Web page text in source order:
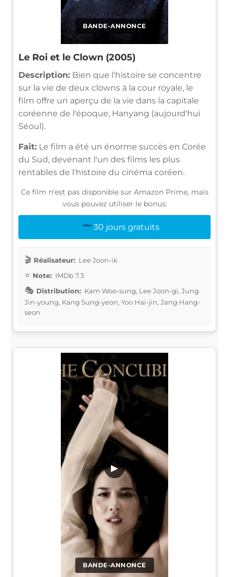
BANDE-ANNONCE
Le Roi et le Clown (2005)
Description: Bien que l'histoire se concentre
sur la vie de deux clowns à la cour royale, le
film offre un aperçu de la vie dans la capitale
coréenne de l'époque, Hanyang (aujourd'hui
Séoul).
Fait: Le film a été un énorme succès en Corée
du Sud, devenant l'un des films les plus
rentables de l'histoire du cinéma coréen.
Ce film n'est pas disponible sur Amazon Prime, mais
vous pouvez utiliser le bonus:
30 jours gratuits
Réalisateur: Lee Joon-ik
Note: IMDb 7.3
Distribution: Kam Woo-sung, Lee Joon-gi, Jung
Jin-young, Kang Sung-yeon, Yoo Hai-jin, Jang Hang-
seon
BANDE-ANNONCE
▶